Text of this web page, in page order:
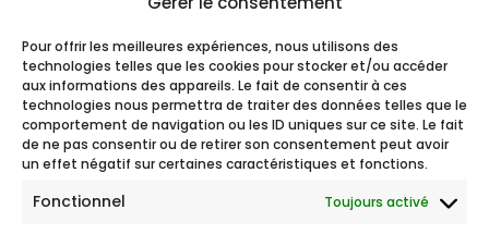
Pour offrir les meilleures expériences, nous utilisons des
technologies telles que les cookies pour stocker et/ou accéder
aux informations des appareils. Le fait de consentir à ces
technologies nous permettra de traiter des données telles que le
comportement de navigation ou les ID uniques sur ce site. Le fait
de ne pas consentir ou de retirer son consentement peut avoir
un effet négatif sur certaines caractéristiques et fonctions.
Fonctionnel Toujours activé